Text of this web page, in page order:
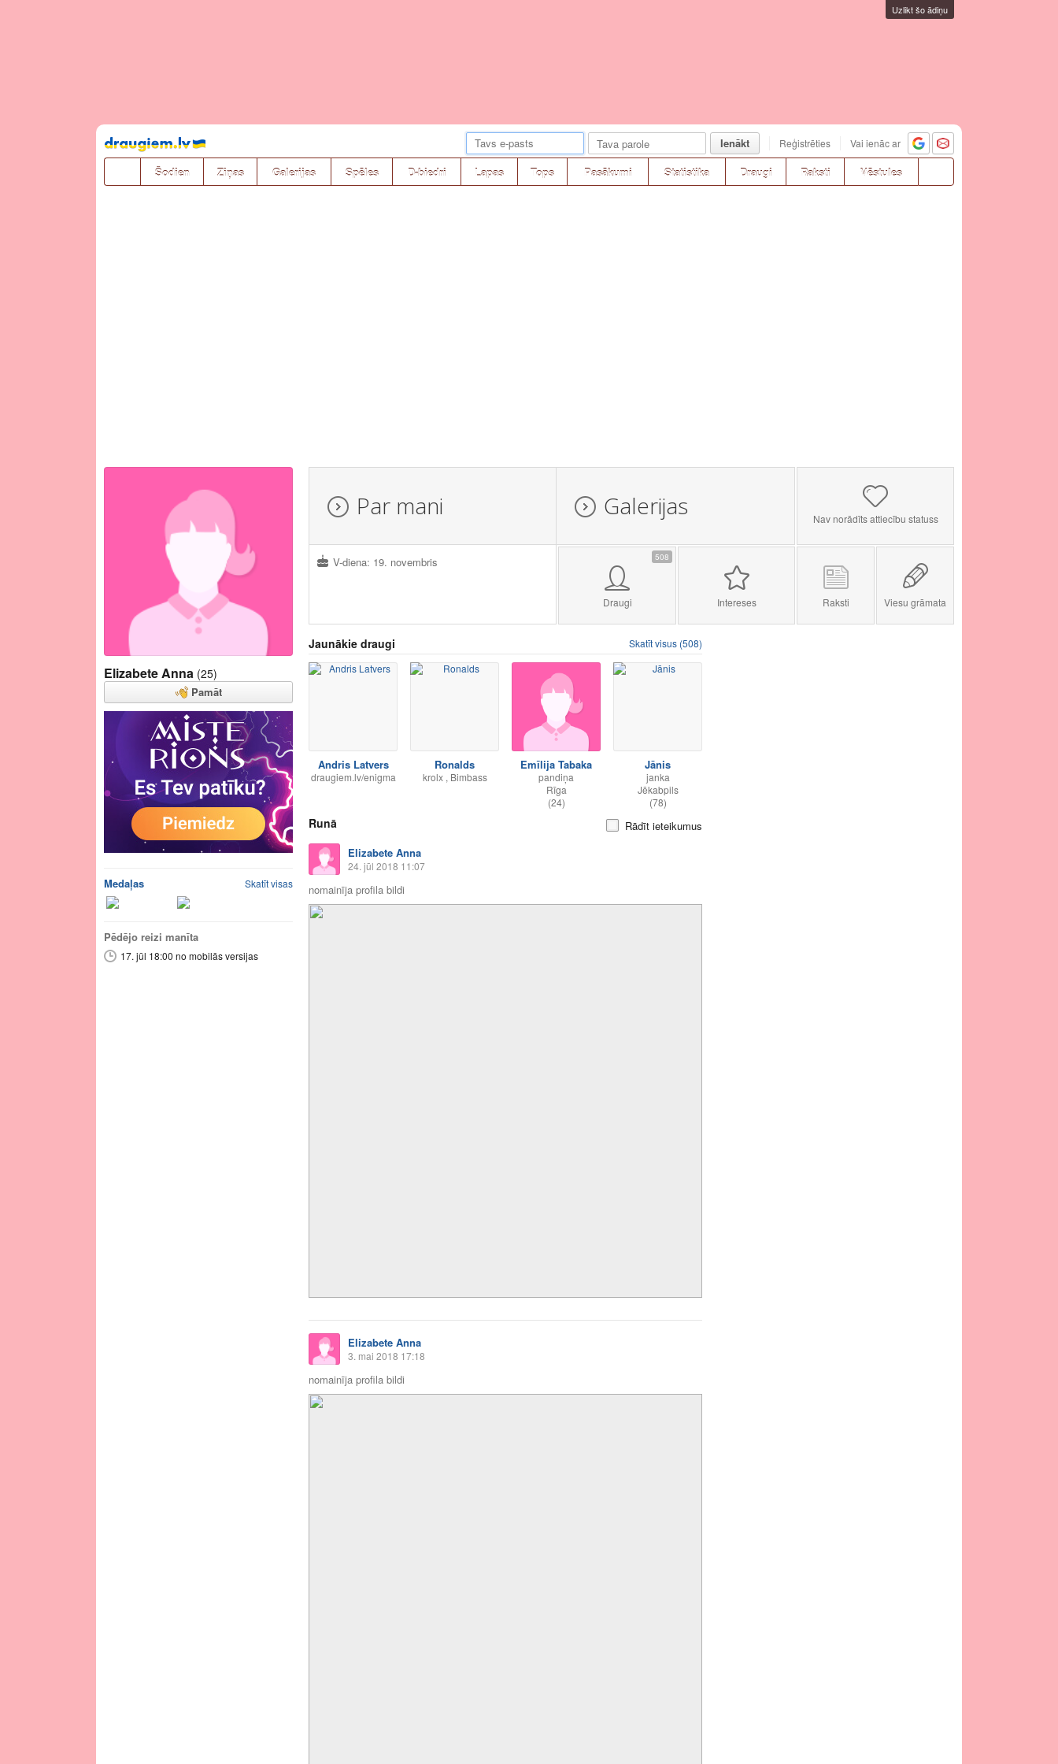
Uzlikt šo ādiņu
Pāriet
uz
saturu
Ienākt Reģistrēties Vai ienāc ar
Šodien Ziņas Galerijas Spēles D-biedri Lapas Tops Pasākumi Statistika Draugi Raksti Vēstules
Elizabete Anna (25)
Pamāt
Medaļas Skatīt visas
Pēdējo reizi manīta
17. jūl 18:00 no mobilās versijas
Par mani Galerijas Nav norādīts attiecību statuss
V-diena: 19. novembris 508
Draugi Intereses Raksti Viesu grāmata
Jaunākie draugi Skatīt visus (508)
Andris Latvers
draugiem.lv/enigma
Ronalds
krolx , Bimbass
Emīlija Tabaka
pandiņa
Rīga
(24)
Jānis
janka
Jēkabpils
(78)
Runā
Rādīt ieteikumus
Elizabete Anna
24. jūl 2018 11:07
nomainīja profila bildi
Elizabete Anna
3. mai 2018 17:18
nomainīja profila bildi